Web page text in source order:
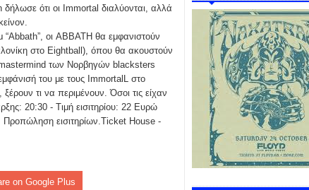
ότι οι Immortal διαλύονται, αλλά
οι ABBATH θα εμφανιστούν
στο Eightball), όπου θα ακουστούν
mastermind των Νορβηγών blacksters
του με τους ImmortalL στο
τι να περιμένουν. Όσοι τις είχαν
20:30 - Τιμή εισιτηρίου: 22 Ευρώ
εισιτηρίων.Ticket House -
on Google Plus